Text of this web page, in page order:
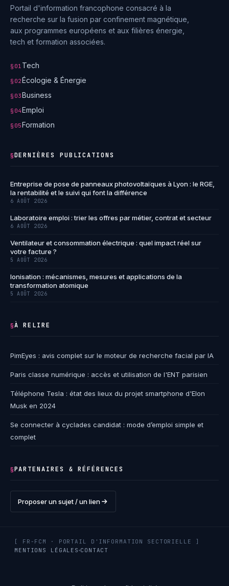
Portail d'information francophone consacré à la
recherche sur la fusion par confinement magnétique,
aux programmes européens et aux filières énergie,
tech et formation associées.
§01 Tech
§02Écologie & Énergie
§03Business
§04Emploi
§05Formation
§DERNIÈRES PUBLICATIONS
Entreprise de pose de panneaux photovoltaïques à Lyon : le RGE,
la rentabilité et le suivi qui font la différence
6 AOÛT 2026
Laboratoire emploi : trier les offres par métier, contrat et secteur
6 AOÛT 2026
Ventilateur et consommation électrique : quel impact réel sur
votre facture ?
5 AOÛT 2026
Ionisation : mécanismes, mesures et applications de la
transformation atomique
5 AOÛT 2026
§À RELIRE
PimEyes : avis complet sur le moteur de recherche facial par IA
Paris classe numérique : accès et utilisation de l'ENT parisien
Téléphone Tesla : état des lieux du projet smartphone d'Elon
Musk en 2024
Se connecter à cyclades candidat : mode d’emploi simple et
complet
§PARTENAIRES & RÉFÉRENCES
Proposer un sujet / un lien
[ FR-FCM · PORTAIL D'INFORMATION SECTORIELLE ]
MENTIONS LÉGALES CONTACT